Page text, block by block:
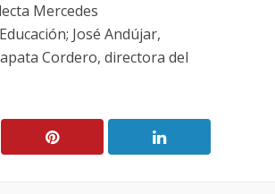
Mercedes
José Andújar,
Cordero, directora del